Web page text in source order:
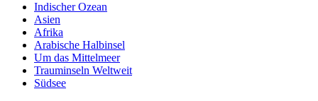
Indischer Ozean
Asien
Afrika
Arabische Halbinsel
Um das Mittelmeer
Trauminseln Weltweit
Südsee